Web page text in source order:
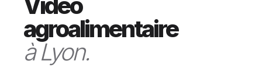
agroalimentaire
à Lyon.